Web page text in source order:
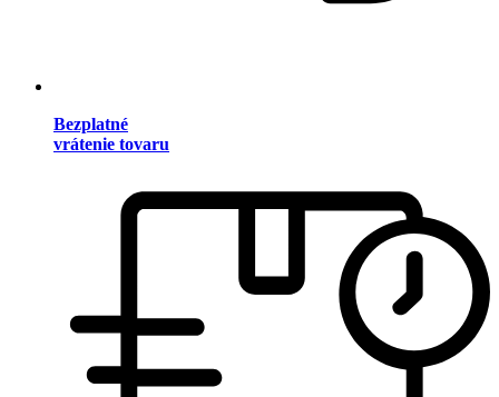
Bezplatné
vrátenie tovaru